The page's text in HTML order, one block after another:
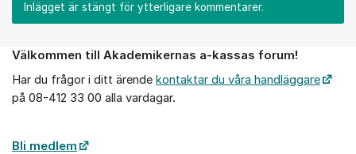
Inlägget är stängt för ytterligare kommentarer.
Om forumet
Välkommen till Akademikernas a-kassas forum!
Har du frågor i ditt ärende kontaktar du våra handläggare
på 08-412 33 00 alla vardagar.
Bli medlem